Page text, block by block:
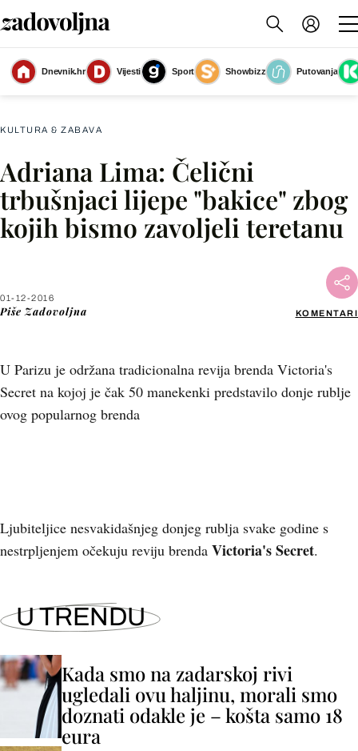
Dnevnik.hr Vijesti Sport Showbizz
Putovanja
Slika nije dostupna
KULTURA & ZABAVA
Adriana Lima: Čelični
trbušnjaci lijepe "bakice" zbog
kojih bismo zavoljeli teretanu
01-12-2016
Piše Zadovoljna KOMENTARI
U Parizu je održana tradicionalna revija brenda Victoria's
Secret na kojoj je čak 50 manekenki predstavilo donje rublje
ovog popularnog brenda
Facebook
X
Ljubiteljice nesvakidašnjeg donjeg rublja svake godine s
nestrpljenjem očekuju reviju brenda Victoria's Secret.
U TRENDU
Kada smo na zadarskoj rivi
ugledali ovu haljinu, morali smo
doznati odakle je – košta samo 18
eura